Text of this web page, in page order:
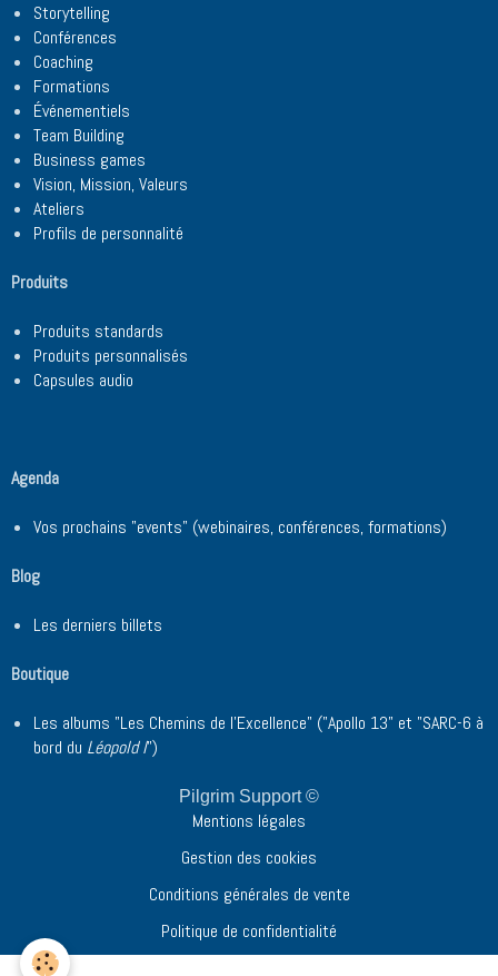
Storytelling
Conférences
Coaching
Formations
Événementiels
Team Building
Business games
Vision, Mission, Valeurs
Ateliers
Profils de personnalité
Produits
Produits standards
Produits personnalisés
Capsules audio
Agenda
Vos prochains "events" (webinaires, conférences, formations)
Blog
Les derniers billets
Boutique
Les albums "Les Chemins de l'Excellence" ("Apollo 13" et "SARC-6 à
bord du Léopold I")
Pilgrim Support ©
Mentions légales
Gestion des cookies
Conditions générales de vente
Politique de confidentialité